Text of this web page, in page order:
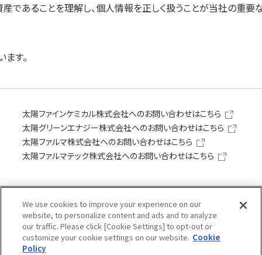
であることを理解し、個人情報を正しく扱うことが当社の
す。
は、共同利用の相手方及び委託先について、個人データの
太陽ファインケミカル株式会社へのお問い合わせはこちら
太陽グリーンエナジー株式会社へのお問い合わせはこちら
太陽ファルマ株式会社へのお問い合わせはこちら
太陽ファルマテック株式会社へのお問い合わせはこちら
We use cookies to improve your experience on our
website, to personalize content and ads and to analyze
our traffic. Please click [Cookie Settings] to opt-out or
customize your cookie settings on our website. Cookie
Policy